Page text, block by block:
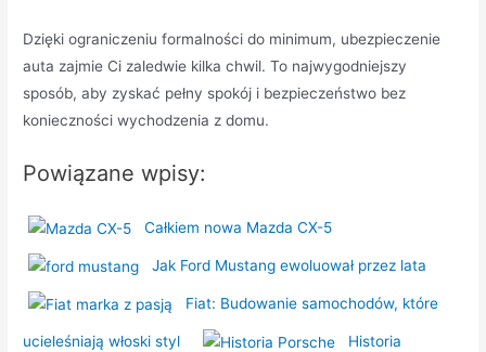
Dzięki ograniczeniu formalności do minimum, ubezpieczenie
auta zajmie Ci zaledwie kilka chwil. To najwygodniejszy
sposób, aby zyskać pełny spokój i bezpieczeństwo bez
konieczności wychodzenia z domu.
Powiązane wpisy:
Całkiem nowa Mazda CX-5
Jak Ford Mustang ewoluował przez lata
Fiat: Budowanie samochodów, które
ucieleśniają włoski styl
Historia